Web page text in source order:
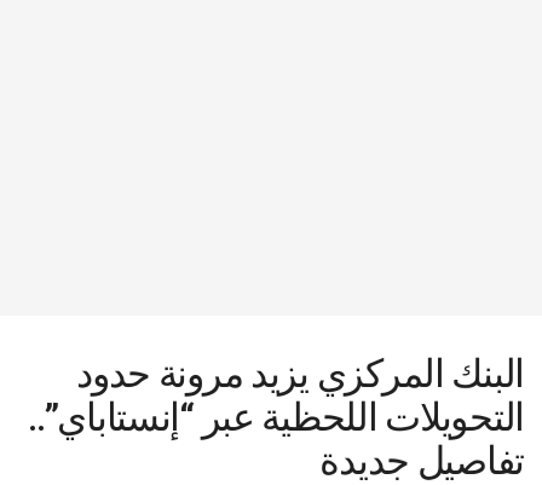
البنك المركزي يزيد مرونة حدود
التحويلات اللحظية عبر “إنستاباي”..
تفاصيل جديدة